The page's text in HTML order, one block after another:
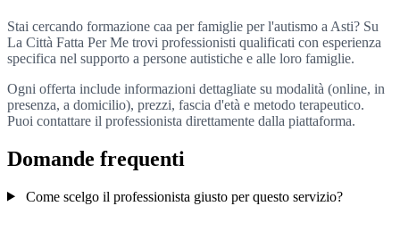
Stai cercando formazione caa per famiglie per l'autismo a Asti? Su
La Città Fatta Per Me trovi professionisti qualificati con esperienza
specifica nel supporto a persone autistiche e alle loro famiglie.
Ogni offerta include informazioni dettagliate su modalità (online, in
presenza, a domicilio), prezzi, fascia d'età e metodo terapeutico.
Puoi contattare il professionista direttamente dalla piattaforma.
Domande frequenti
Come scelgo il professionista giusto per questo servizio?